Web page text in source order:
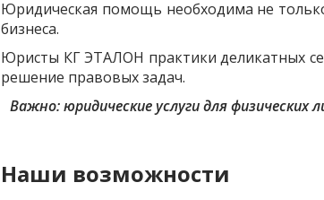
ответственность
Юридическая помощь необходима не
бизнеса.
Юристы КГ ЭТАЛОН практики деликатных
решение правовых задач.
Важно: юридические услуги для
Наши возможности